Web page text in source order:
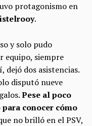
protagonismo en
.
y solo pudo
equipo, siempre
dejó dos asistencias.
disputó nueve
Pese al poco
conocer cómo
no brilló en el PSV,